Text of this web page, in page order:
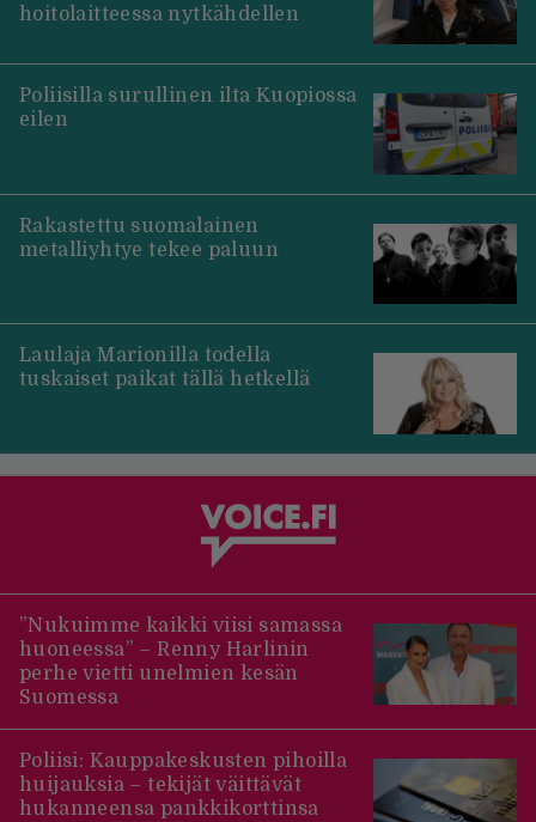
hoitolaitteessa nytkähdellen
Poliisilla surullinen ilta Kuopiossa
eilen
Rakastettu suomalainen
metalliyhtye tekee paluun
Laulaja Marionilla todella
tuskaiset paikat tällä hetkellä
”Nukuimme kaikki viisi samassa
huoneessa” – Renny Harlinin
perhe vietti unelmien kesän
Suomessa
Poliisi: Kauppakeskusten pihoilla
huijauksia – tekijät väittävät
hukanneensa pankkikorttinsa